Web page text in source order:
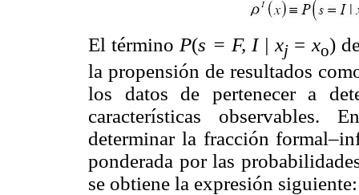
El término P(s = F, I | xj = xo)
la propensión de resultados
los datos de pertenecer a
características
determinar la fracción
ponderada por las
se obtiene la expresión siguiente: